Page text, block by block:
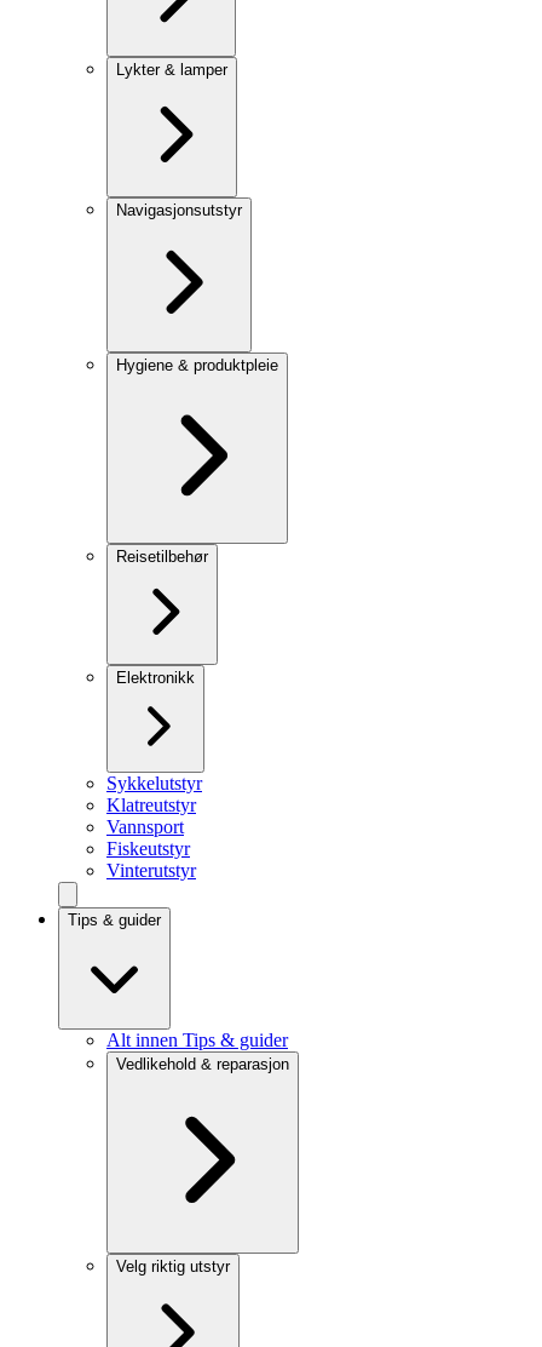
Lykter & lamper
Navigasjonsutstyr
Hygiene & produktpleie
Reisetilbehør
Elektronikk
Sykkelutstyr
Klatreutstyr
Vannsport
Fiskeutstyr
Vinterutstyr
Tips & guider
Alt innen Tips & guider
Vedlikehold & reparasjon
Velg riktig utstyr